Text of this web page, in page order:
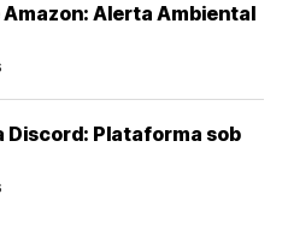
Amazon: Alerta Ambiental
Discord: Plataforma sob